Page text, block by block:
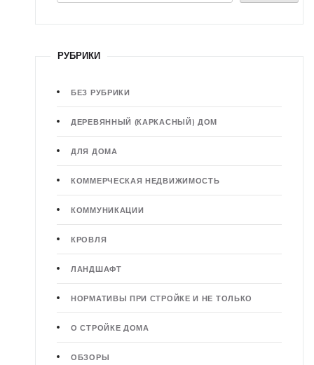
РУБРИКИ
БЕЗ РУБРИКИ
ДЕРЕВЯННЫЙ (КАРКАСНЫЙ) ДОМ
ДЛЯ ДОМА
КОММЕРЧЕСКАЯ НЕДВИЖИМОСТЬ
КОММУНИКАЦИИ
КРОВЛЯ
ЛАНДШАФТ
НОРМАТИВЫ ПРИ СТРОЙКЕ И НЕ ТОЛЬКО
О СТРОЙКЕ ДОМА
ОБЗОРЫ